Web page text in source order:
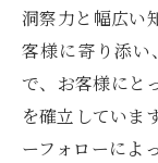
洞察力と幅広い
客様に寄り添い
で、お客様にと
を確立していま
ーフォローによ